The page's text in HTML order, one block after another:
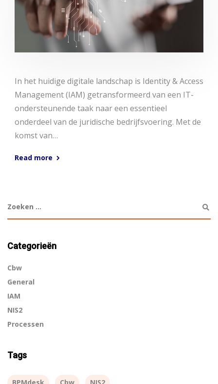
In het huidige digitale landschap is Identity & Access
Management (IAM) getransformeerd van een IT-
ondersteunende taak naar een essentieel
onderdeel van de juridische bedrijfsvoering. Met de
komst van…
Read more
Categorieën
Cbw
General
IAM
NIS2
Processen
Tags
BPMdesk Cbw NIS2